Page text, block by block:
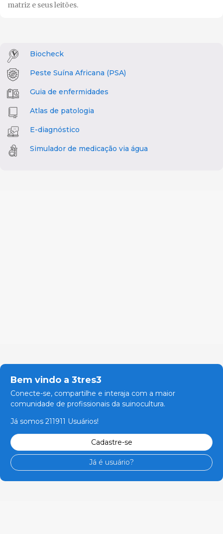
matriz e seus leitões.
Biocheck
Peste Suína Africana (PSA)
Guia de enfermidades
Atlas de patologia
E-diagnóstico
Simulador de medicação via água
Bem vindo a 3tres3
Conecte-se, compartilhe e interaja com a maior
comunidade de profissionais da suinocultura.
Já somos 211911 Usuários!
Cadastre-se
Já é usuário?